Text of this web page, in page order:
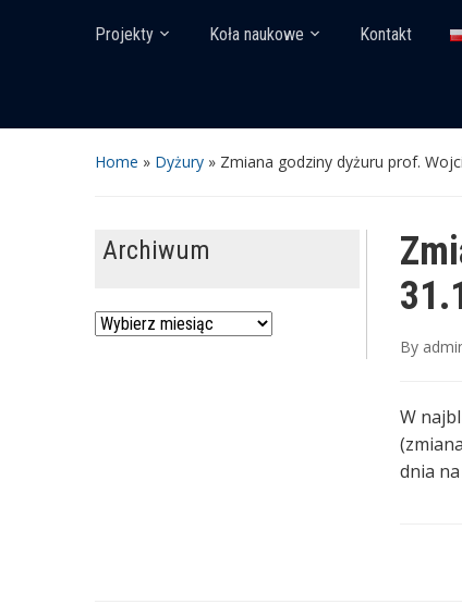
Projekty Koła naukowe Kontakt
Home » Dyżury » Zmiana godziny dyżuru prof.
Archiwum
Archiwum
By
W
dnia